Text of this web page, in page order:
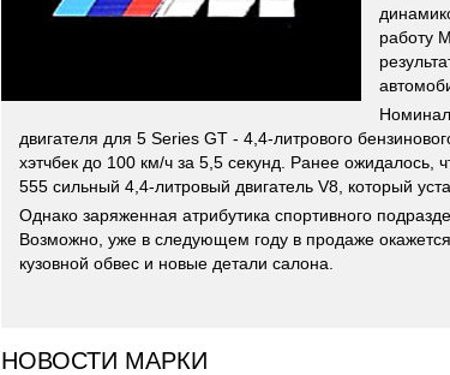
работу
двигателя для 5 Series GT - 4,4-литрового
хэтчбек до 100 км/ч за 5,5 секунд. Ранее ожидалось,
555 сильный 4,4-литровый двигатель V8, который
Однако заряженная атрибутика спортивного
Возможно, уже в следующем году в продаже
кузовной обвес и новые детали салона.
НОВОСТИ МАРКИ